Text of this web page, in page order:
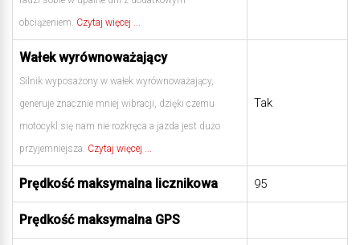
obciążeniem. Czytaj więcej ...
Wałek wyrównoważający
Silnik wyposażony w wałek wyrównoważający,
generuje znacznie mniej wibracji, dzięki czemu
motocykl się nam nie rozkręca a jazda jest dużo
przyjemniejsza. Czytaj więcej ...
Tak
Prędkość maksymalna licznikowa 95
Prędkość maksymalna GPS